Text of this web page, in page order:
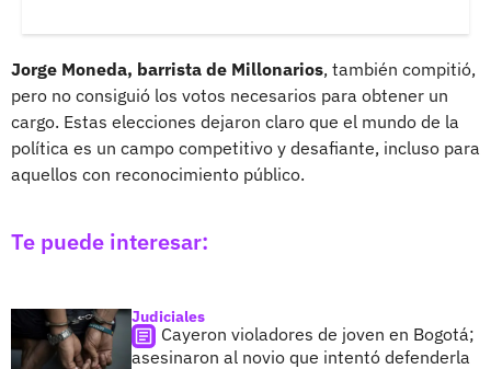
Jorge Moneda, barrista de Millonarios, también compitió,
pero no consiguió los votos necesarios para obtener un
cargo. Estas elecciones dejaron claro que el mundo de la
política es un campo competitivo y desafiante, incluso para
aquellos con reconocimiento público.
Te puede interesar:
Judiciales
Cayeron violadores de joven en Bogotá;
asesinaron al novio que intentó defenderla